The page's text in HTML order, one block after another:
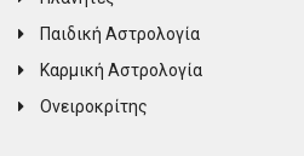
Παιδική Αστρολογία
Καρμική Αστρολογία
Ονειροκρίτης